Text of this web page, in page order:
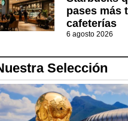
pases más
cafeterías
6 agosto 2026
Selección